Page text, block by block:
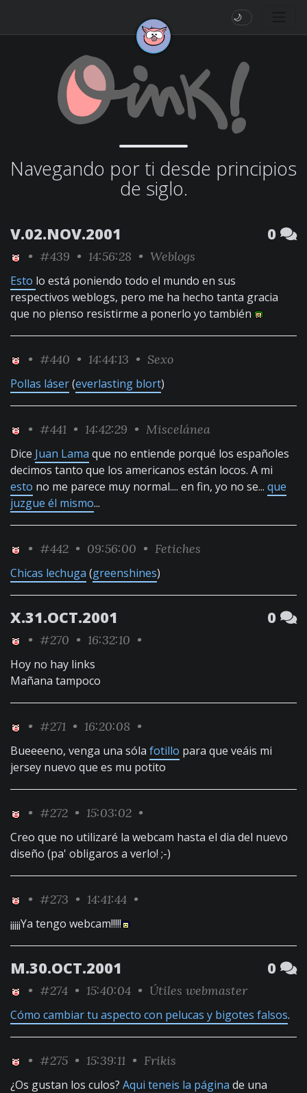
🌙
Navegando por ti desde principios
de siglo.
V.02.NOV.2001 0
• #439 • 14:56:28 • Weblogs
Esto lo está poniendo todo el mundo en sus
respectivos weblogs, pero me ha hecho tanta gracia
que no pienso resistirme a ponerlo yo también
• #440 • 14:44:13 • Sexo
Pollas láser(everlasting blort)
• #441 • 14:42:29 • Miscelánea
Dice Juan Lama que no entiende porqué los españoles
decimos tanto que los americanos están locos. A mi
esto no me parece muy normal.... en fin, yo no se... que
juzgue él mismo...
• #442 • 09:56:00 • Fetiches
Chicas lechuga (greenshines)
X.31.OCT.2001 0
• #270 • 16:32:10 •
Hoy no hay links
Mañana tampoco
• #271 • 16:20:08 •
Bueeeeno, venga una sóla fotillo para que veáis mi
jersey nuevo que es mu potito
• #272 • 15:03:02 •
Creo que no utilizaré la webcam hasta el dia del nuevo
diseño (pa' obligaros a verlo! ;-)
• #273 • 14:41:44 •
¡¡¡¡¡Ya tengo webcam!!!!!
M.30.OCT.2001 0
• #274 • 15:40:04 • Útiles webmaster
Cómo cambiar tu aspecto con pelucas y bigotes falsos.
• #275 • 15:39:11 • Frikis
¿Os gustan los culos? Aqui teneis la página de una